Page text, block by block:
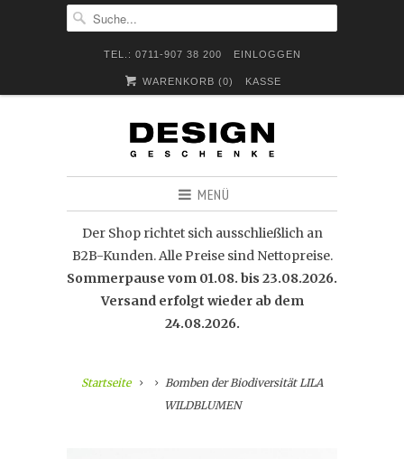
TEL.: 0711-907 38 200 EINLOGGEN
WARENKORB (0) KASSE
MENÜ
Der Shop richtet sich ausschließlich an
B2B-Kunden. Alle Preise sind Nettopreise.
Sommerpause vom 01.08. bis 23.08.2026.
Versand erfolgt wieder ab dem
24.08.2026.
Startseite
Bomben der Biodiversität LILA
WILDBLUMEN